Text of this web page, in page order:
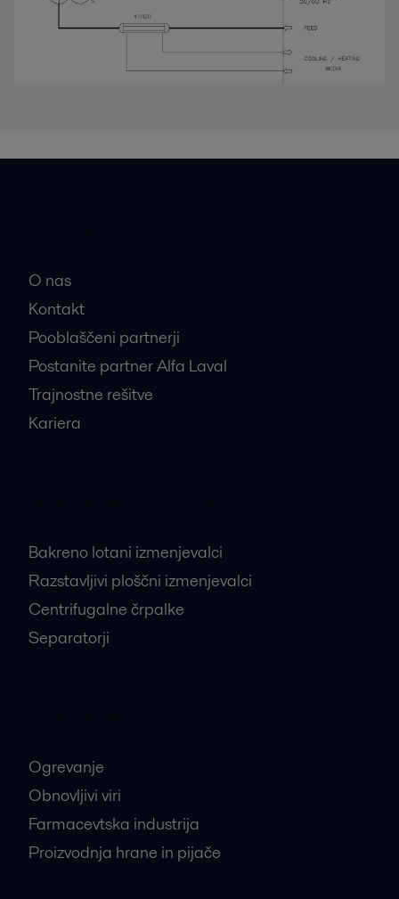
O nas
Kontakt
Pooblaščeni partnerji
Postanite partner Alfa Laval
Trajnostne rešitve
Kariera
Bakreno lotani izmenjevalci
Razstavljivi ploščni izmenjevalci
Centrifugalne črpalke
Separatorji
Ogrevanje
Obnovljivi viri
Farmacevtska industrija
Proizvodnja hrane in pijače